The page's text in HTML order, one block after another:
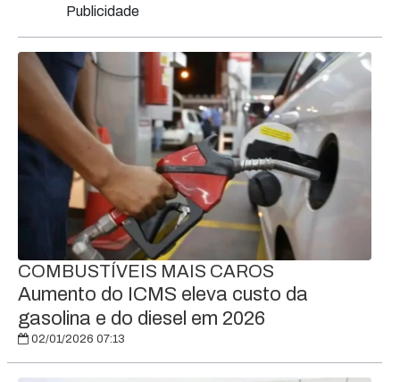
Publicidade
COMBUSTÍVEIS MAIS CAROS
Aumento do ICMS eleva custo da
gasolina e do diesel em 2026
02/01/2026 07:13